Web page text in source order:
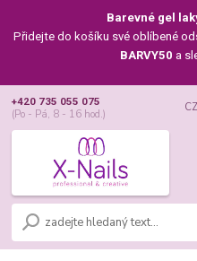
Barevné gel
Přidejte do košíku své oblíbené
BARVY50 a
+420 735 055 075
(Po - Pá, 8 - 16 hod.)